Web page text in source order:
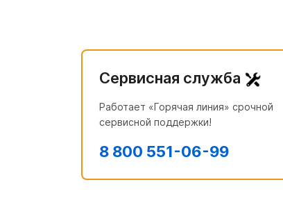
Сервисная служба
Работает «Горячая линия» срочной
сервисной поддержки!
8 800 551-06-99